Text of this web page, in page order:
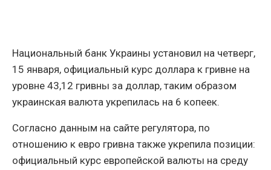
Национальный банк Украины установил на четверг,
15 января, официальный курс доллара к гривне на
уровне 43,12 гривны за доллар, таким образом
украинская валюта укрепилась на 6 копеек.
Согласно данным на сайте регулятора, по
отношению к евро гривна также укрепила позиции:
официальный курс европейской валюты на среду